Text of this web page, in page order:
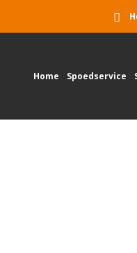
Home Spoedservice